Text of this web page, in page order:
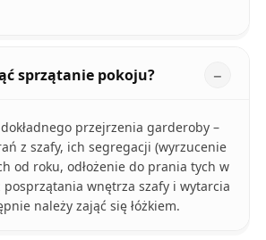
sprzątanie pokoju?
przejrzenia garderoby –
z szafy, ich segregacji (wyrzucenie
od roku, odłożenie do prania tych w
posprzątania wnętrza szafy i wytarcia
należy zająć się łóżkiem.